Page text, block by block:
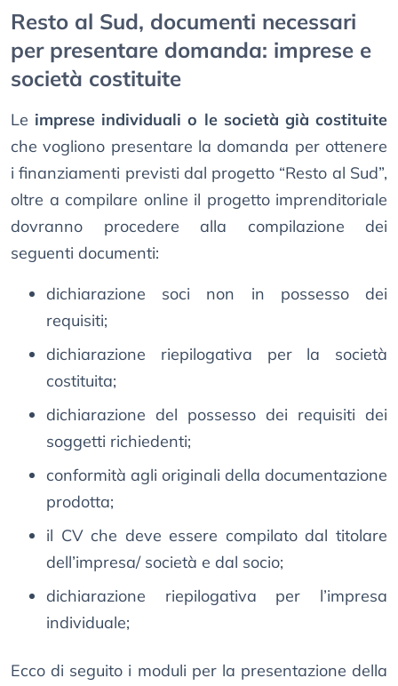
Resto al Sud, documenti necessari
per presentare domanda: imprese e
società costituite
Le imprese individuali o le società già costituite
che vogliono presentare la domanda per ottenere
i finanziamenti previsti dal progetto “Resto al Sud”,
oltre a compilare online il progetto imprenditoriale
dovranno procedere alla compilazione dei
seguenti documenti:
dichiarazione soci non in possesso dei
requisiti;
dichiarazione riepilogativa per la società
costituita;
dichiarazione del possesso dei requisiti dei
soggetti richiedenti;
conformità agli originali della documentazione
prodotta;
il CV che deve essere compilato dal titolare
dell’impresa/ società e dal socio;
dichiarazione riepilogativa per l’impresa
individuale;
Ecco di seguito i moduli per la presentazione della